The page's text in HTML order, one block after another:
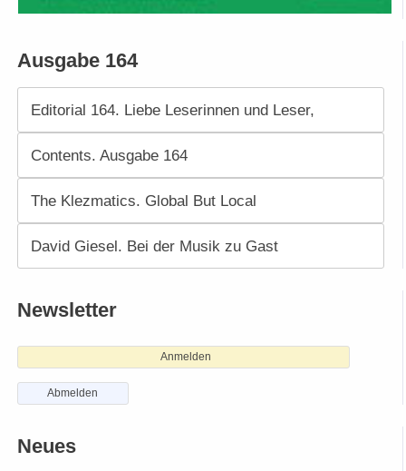
Ausgabe 164
Editorial 164. Liebe Leserinnen und Leser,
Contents. Ausgabe 164
The Klezmatics. Global But Local
David Giesel. Bei der Musik zu Gast
Newsletter
Anmelden
Abmelden
Neues